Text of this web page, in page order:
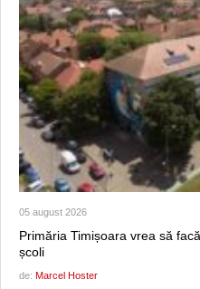
05 august 2026
Primăria Timișoara vrea să
școli
de: Marcel Hoster